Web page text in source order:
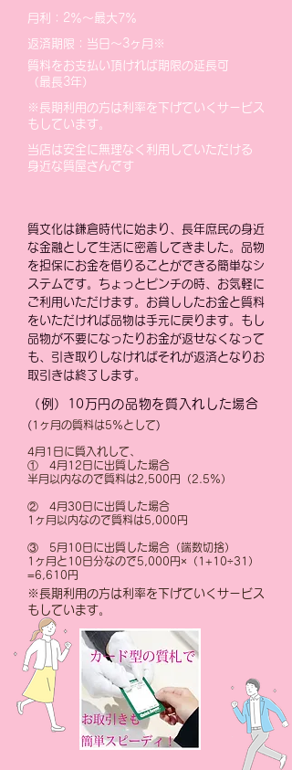
月利：2％～最大7％
返済期限：当日～3ヶ月※
質料をお支払い頂ければ期限の延長可
（最長3年）
※長期利用の方は利率を下げていくサービス
もしています。
当店は安全に無理なく利用していただける
身近な質屋さんです
質文化は鎌倉時代に始まり、長年庶民の身近
な金融として生活に密着してきました。品物
を担保にお金を借りることができる簡単なシ
ステムです。ちょっとピンチの時、お気軽に
ご利用いただけます。お貸ししたお金と質料
をいただければ品物は手元に戻ります。もし
品物が不要になったりお金が返せなくなって
も、引き取りしなければそれが返済となりお
取引きは終了します。
（例）10万円の品物を質入れした場合
( 1ヶ月の質料は5%として)
4月1日に質入れして、
① 4月12日に出質した場合
半月以内なので質料は2,500円（2.5%）
② 4月30日に出質した場合
1ヶ月以内なので質料は5,000円
③ 5月10日に出質した場合（端数切捨）
1ヶ月と10日分なので5,000円×（1+10÷31）
=6,610円
※長期利用の方は利率を下げていくサービス
もしています。